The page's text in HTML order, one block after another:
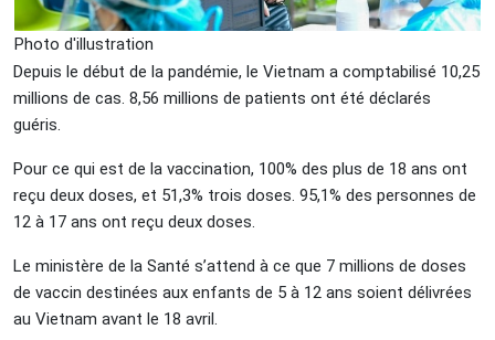
Photo d'illustration
Depuis le début de la pandémie, le Vietnam a comptabilisé 10,25
millions de cas. 8,56 millions de patients ont été déclarés
guéris.
Pour ce qui est de la vaccination, 100% des plus de 18 ans ont
reçu deux doses, et 51,3% trois doses. 95,1% des personnes de
12 à 17 ans ont reçu deux doses.
Le ministère de la Santé s’attend à ce que 7 millions de doses
de vaccin destinées aux enfants de 5 à 12 ans soient délivrées
au Vietnam avant le 18 avril.